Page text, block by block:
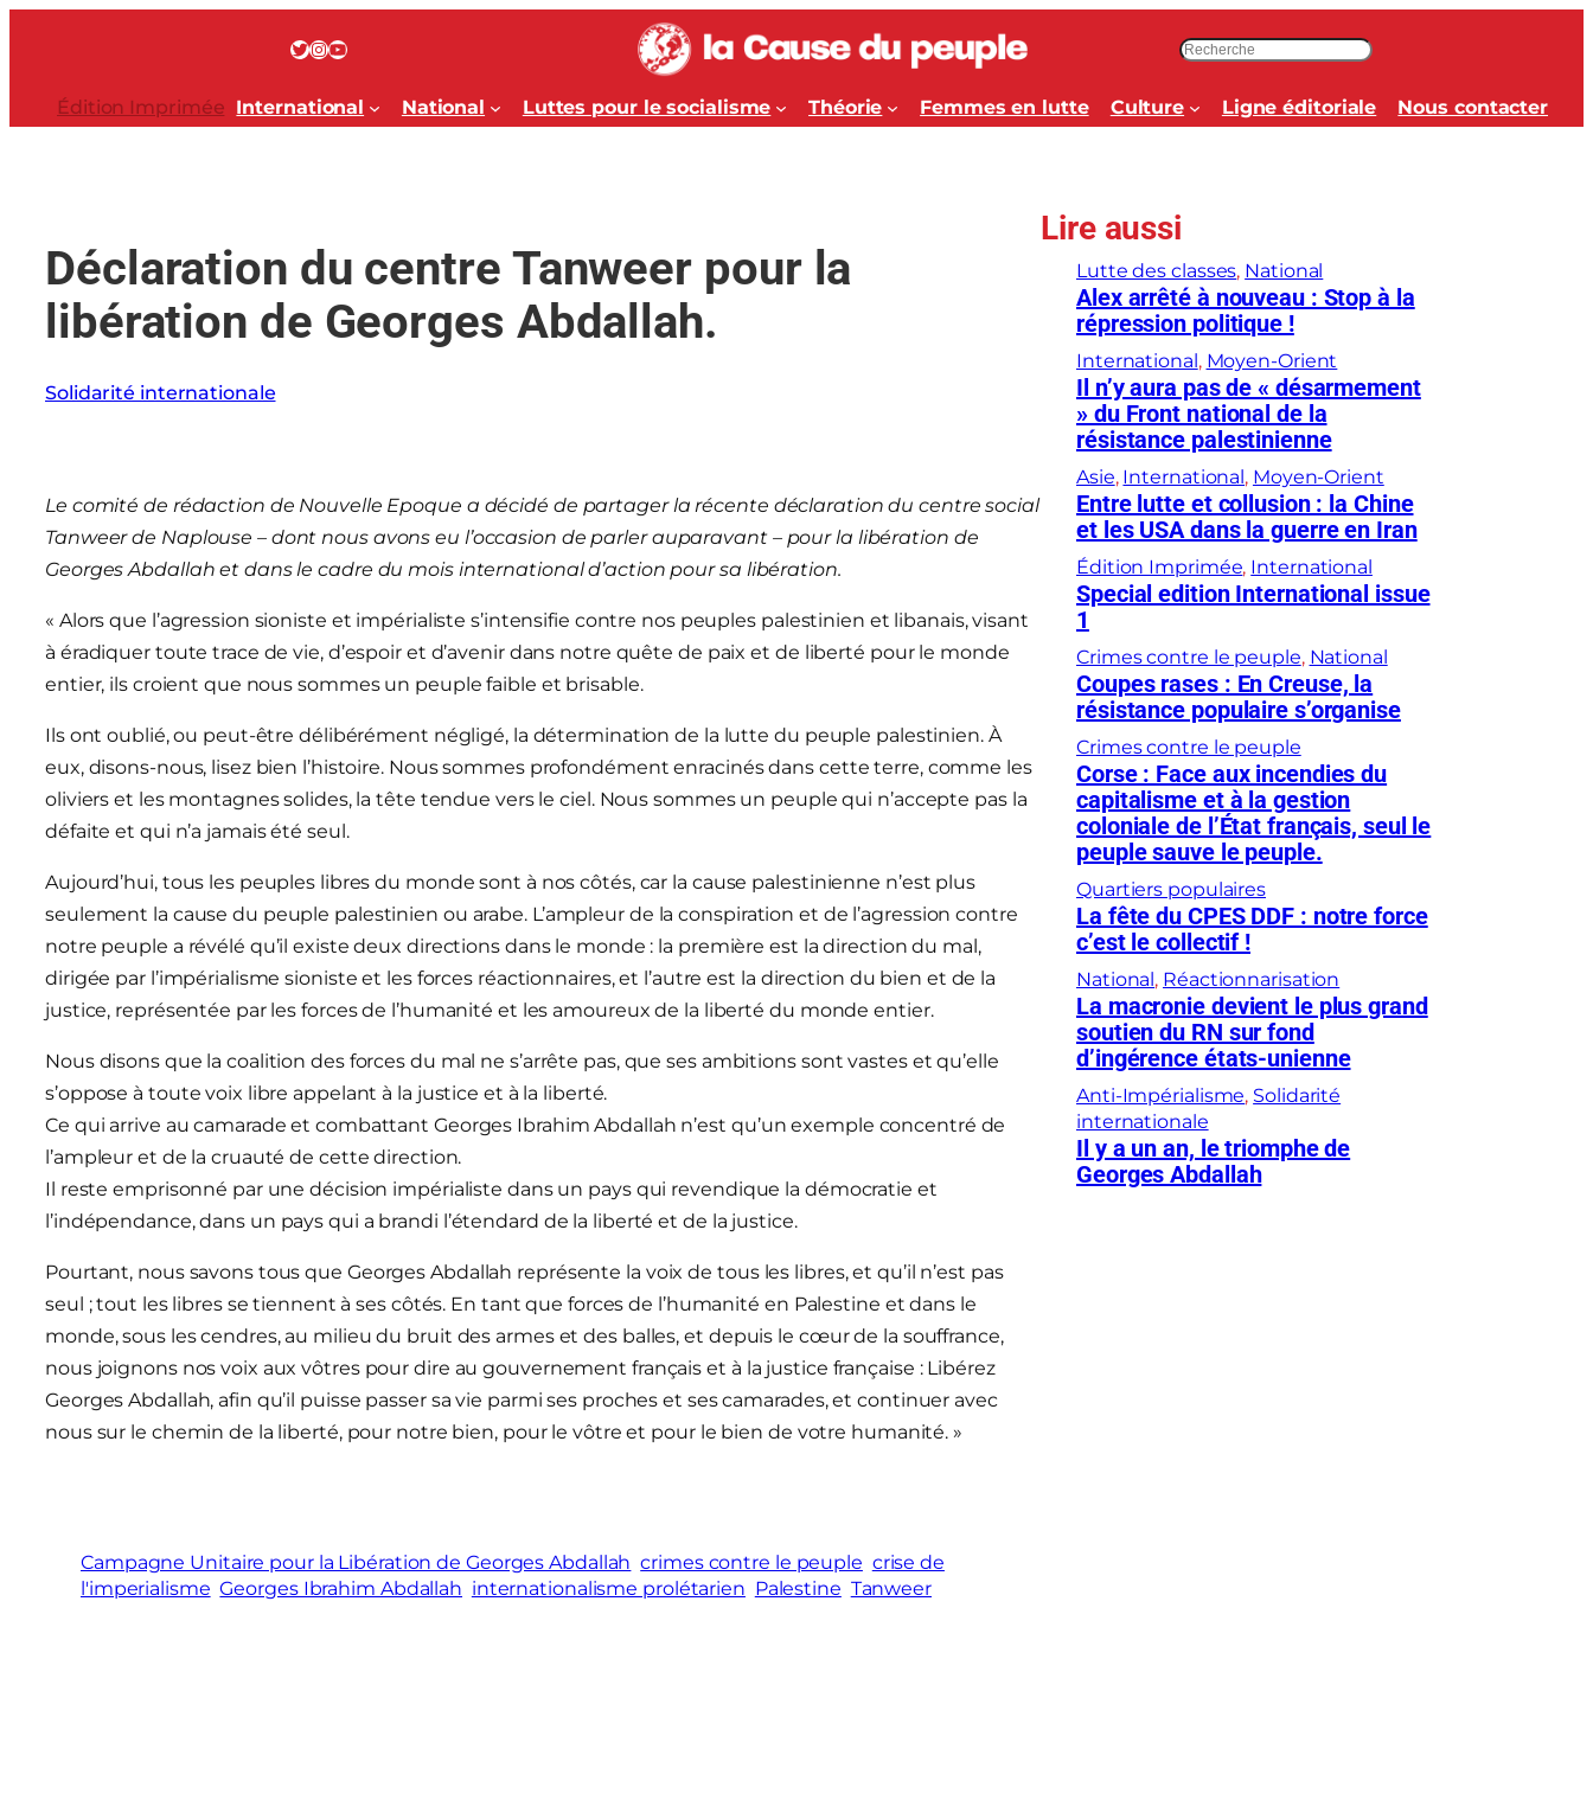
Twitter InstagramYouTube
c
h
h
r
Édition Imprimée International National Luttes pour le socialisme Théorie Femmes en lutte Culture Ligne éditoriale Nous contacter
Déclaration du centre Tanweer pour la
libération de Georges Abdallah.
Solidarité internationale
Le comité de rédaction de Nouvelle Epoque a décidé de partager la récente déclaration du centre social
Tanweer de Naplouse – dont nous avons eu l’occasion de parler auparavant – pour la libération de
Georges Abdallah et dans le cadre du mois international d’action pour sa libération.
« Alors que l’agression sioniste et impérialiste s’intensifie contre nos peuples palestinien et libanais, visant
à éradiquer toute trace de vie, d’espoir et d’avenir dans notre quête de paix et de liberté pour le monde
entier, ils croient que nous sommes un peuple faible et brisable.
Ils ont oublié, ou peut-être délibérément négligé, la détermination de la lutte du peuple palestinien. À
eux, disons-nous, lisez bien l’histoire. Nous sommes profondément enracinés dans cette terre, comme les
oliviers et les montagnes solides, la tête tendue vers le ciel. Nous sommes un peuple qui n’accepte pas la
défaite et qui n’a jamais été seul.
Aujourd’hui, tous les peuples libres du monde sont à nos côtés, car la cause palestinienne n’est plus
seulement la cause du peuple palestinien ou arabe. L’ampleur de la conspiration et de l’agression contre
notre peuple a révélé qu’il existe deux directions dans le monde : la première est la direction du mal,
dirigée par l’impérialisme sioniste et les forces réactionnaires, et l’autre est la direction du bien et de la
justice, représentée par les forces de l’humanité et les amoureux de la liberté du monde entier.
Nous disons que la coalition des forces du mal ne s’arrête pas, que ses ambitions sont vastes et qu’elle
s’oppose à toute voix libre appelant à la justice et à la liberté.
Ce qui arrive au camarade et combattant Georges Ibrahim Abdallah n’est qu’un exemple concentré de
l’ampleur et de la cruauté de cette direction.
Il reste emprisonné par une décision impérialiste dans un pays qui revendique la démocratie et
l’indépendance, dans un pays qui a brandi l’étendard de la liberté et de la justice.
Pourtant, nous savons tous que Georges Abdallah représente la voix de tous les libres, et qu’il n’est pas
seul ; tout les libres se tiennent à ses côtés. En tant que forces de l’humanité en Palestine et dans le
monde, sous les cendres, au milieu du bruit des armes et des balles, et depuis le cœur de la souffrance,
nous joignons nos voix aux vôtres pour dire au gouvernement français et à la justice française : Libérez
Georges Abdallah, afin qu’il puisse passer sa vie parmi ses proches et ses camarades, et continuer avec
nous sur le chemin de la liberté, pour notre bien, pour le vôtre et pour le bien de votre humanité. »
Campagne Unitaire pour la Libération de Georges Abdallah crimes contre le peuple crise de
l'imperialisme Georges Ibrahim Abdallah internationalisme prolétarien Palestine Tanweer
Lire aussi
Lutte des classes, National
Alex arrêté à nouveau : Stop à la
répression politique !
International, Moyen-Orient
Il n’y aura pas de « désarmement
» du Front national de la
résistance palestinienne
Asie, International, Moyen-Orient
Entre lutte et collusion : la Chine
et les USA dans la guerre en Iran
Édition Imprimée, International
Special edition International issue
1
Crimes contre le peuple, National
Coupes rases : En Creuse, la
résistance populaire s’organise
Crimes contre le peuple
Corse : Face aux incendies du
capitalisme et à la gestion
coloniale de l’État français, seul le
peuple sauve le peuple.
Quartiers populaires
La fête du CPES DDF : notre force
c’est le collectif !
National, Réactionnarisation
La macronie devient le plus grand
soutien du RN sur fond
d’ingérence états-unienne
Anti-Impérialisme, Solidarité
internationale
Il y a un an, le triomphe de
Georges Abdallah